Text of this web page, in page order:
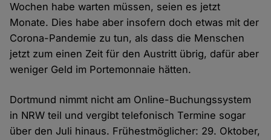
Wochen habe warten müssen, seien es jetzt
Monate. Dies habe aber insofern doch etwas mit der
Corona-Pandemie zu tun, als dass die Menschen
jetzt zum einen Zeit für den Austritt übrig, dafür aber
weniger Geld im Portemonnaie hätten.
Dortmund nimmt nicht am Online-Buchungssystem
in NRW teil und vergibt telefonisch Termine sogar
über den Juli hinaus. Frühestmöglicher: 29. Oktober,